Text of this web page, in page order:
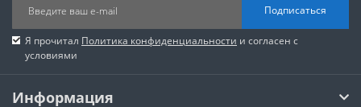
Подписаться
Я прочитал Политика конфиденциальности и согласен с
условиями
Информация